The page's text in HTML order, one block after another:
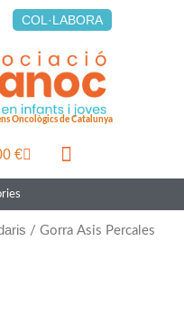
COL·LABORA
Oncològics de Catalunya
€Cistella
/ Gorra Asis Percales